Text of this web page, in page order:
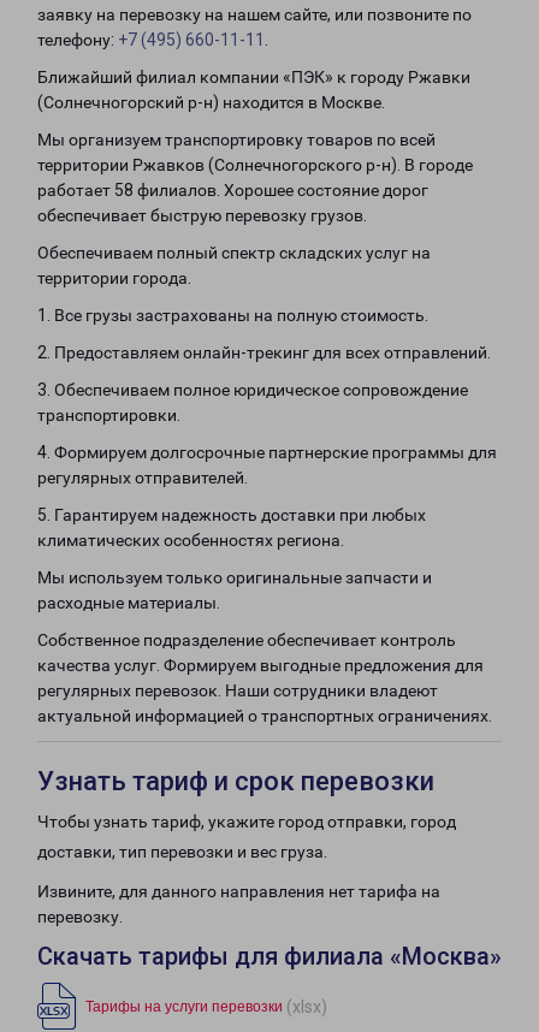
заявку на перевозку на нашем сайте, или позвоните по
телефону: +7 (495) 660-11-11
Ближайший филиал компании «ПЭК» к городу Ржавки
(Солнечногорский р-н) находится в Москве.
Мы организуем транспортировку товаров по всей
территории Ржавков (Солнечногорского р-н). В городе
работает 58 филиалов. Хорошее состояние дорог
обеспечивает быструю перевозку грузов.
Обеспечиваем полный спектр складских услуг на
территории города.
1. Все грузы застрахованы на полную стоимость.
2. Предоставляем онлайн-трекинг для всех отправлений.
3. Обеспечиваем полное юридическое сопровождение
транспортировки.
4. Формируем долгосрочные партнерские программы для
регулярных отправителей.
5. Гарантируем надежность доставки при любых
климатических особенностях региона.
Мы используем только оригинальные запчасти и
расходные материалы.
Собственное подразделение обеспечивает контроль
качества услуг. Формируем выгодные предложения для
регулярных перевозок. Наши сотрудники владеют
актуальной информацией о транспортных ограничениях.
Узнать тариф и срок перевозки
Чтобы узнать тариф, укажите город отправки, город
доставки, тип перевозки и вес груза.
Извините, для данного направления нет тарифа на
перевозку.
Скачать тарифы для филиала «Москва»
Тарифы на услуги перевозки (xlsx)